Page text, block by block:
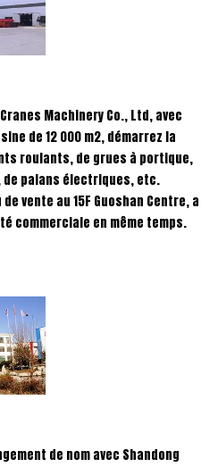
Machinery Co., Ltd, avec
de 12 000 m2, démarrez la
roulants, de grues à portique,
de palans électriques, etc.
vente au 15F Guoshan Centre, a
commerciale en même temps.
de nom avec Shandong